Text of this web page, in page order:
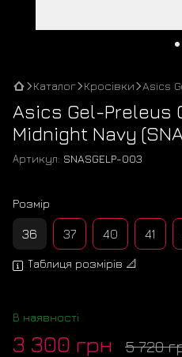
Каталог Кросівки Asics
Asics Gel-Preleus
Midnight Navy
Артикул: SNASGELP-003
Розмір
36 37 40 41
Таблиця розмірів 📐
В наявності
3 300 грн 5 720